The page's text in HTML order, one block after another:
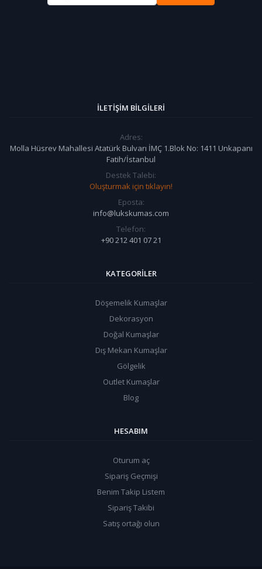
İLETIŞIM BILGILERI
Adres:
Molla Hüsrev Mahallesi Atatürk Bulvarı İMÇ 1.Blok No: 1411 Unkapanı
Fatih/İstanbul
Destek Talebi:
Oluşturmak için tıklayın!
Eposta:
info@lukskumas.com
Telefon:
+90 212 401 07 21
KATEGORILER
Döşemelik Kumaşlar
Dekorasyon
Doğal Kumaşlar
Dış Mekan Kumaşlar
Gölgelik
Outlet Kumaşlar
Blog
HESABIM
Oturum aç
Sipariş Geçmişi
Benim Takip Listem
Sipariş Takibi
Satış ortağı olun